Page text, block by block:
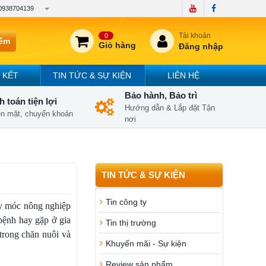
0
Giỏ hàng
Tài khoản
Đăng nhập
KẾT TIN TỨC & SỰ KIỆN LIÊN HỆ
toán tiện lợi
mặt, chuyển khoản
Bảo hành, Bảo trì
Hướng dẫn & Lắp đặt Tận
nơi
TIN TỨC & SỰ KIỆN
Tin công ty
Tin thị trường
Khuyến mãi - Sự kiện
móc nông nghiệp
hay gặp ở gia
chăn nuôi và